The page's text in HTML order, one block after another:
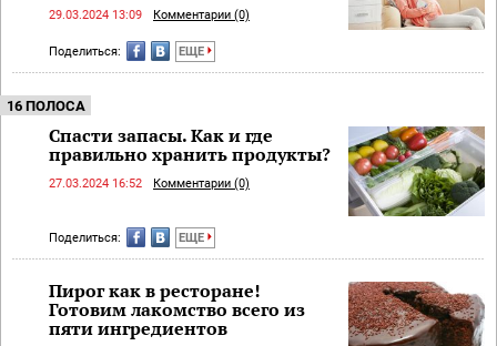
29.03.2024 13:09 Комментарии (0)
Поделиться: ЕЩЕ
16 ПОЛОСА
Спасти запасы. Как и где
правильно хранить продукты?
27.03.2024 16:52 Комментарии (0)
Поделиться: ЕЩЕ
Пирог как в ресторане!
Готовим лакомство всего из
пяти ингредиентов